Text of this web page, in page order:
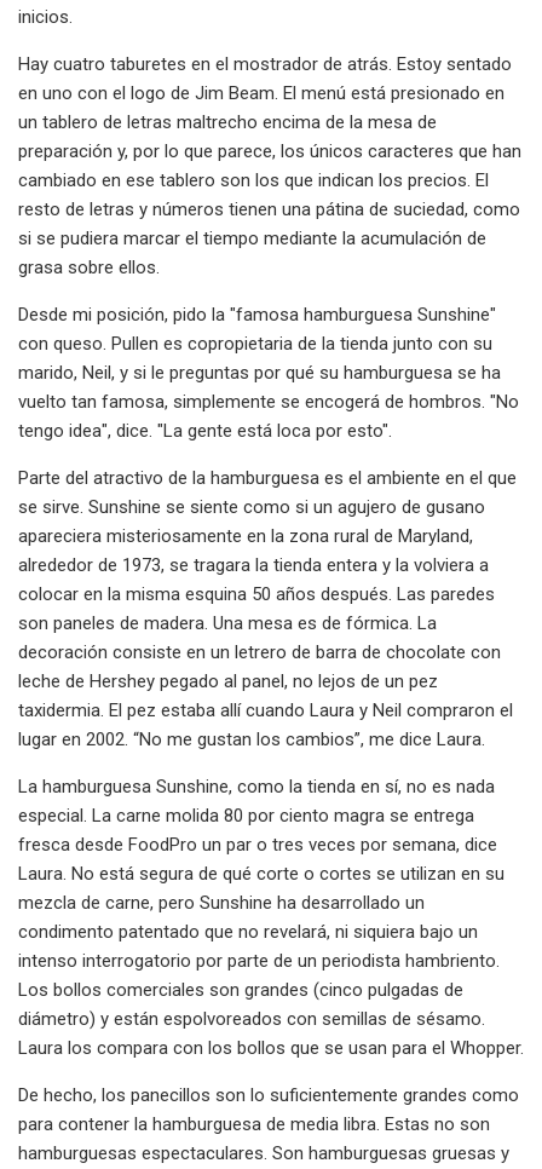
inicios.
Hay cuatro taburetes en el mostrador de atrás. Estoy sentado
en uno con el logo de Jim Beam. El menú está presionado en
un tablero de letras maltrecho encima de la mesa de
preparación y, por lo que parece, los únicos caracteres que han
cambiado en ese tablero son los que indican los precios. El
resto de letras y números tienen una pátina de suciedad, como
si se pudiera marcar el tiempo mediante la acumulación de
grasa sobre ellos.
Desde mi posición, pido la "famosa hamburguesa Sunshine"
con queso. Pullen es copropietaria de la tienda junto con su
marido, Neil, y si le preguntas por qué su hamburguesa se ha
vuelto tan famosa, simplemente se encogerá de hombros. "No
tengo idea", dice. "La gente está loca por esto".
Parte del atractivo de la hamburguesa es el ambiente en el que
se sirve. Sunshine se siente como si un agujero de gusano
apareciera misteriosamente en la zona rural de Maryland,
alrededor de 1973, se tragara la tienda entera y la volviera a
colocar en la misma esquina 50 años después. Las paredes
son paneles de madera. Una mesa es de fórmica. La
decoración consiste en un letrero de barra de chocolate con
leche de Hershey pegado al panel, no lejos de un pez
taxidermia. El pez estaba allí cuando Laura y Neil compraron el
lugar en 2002. “No me gustan los cambios”, me dice Laura.
La hamburguesa Sunshine, como la tienda en sí, no es nada
especial. La carne molida 80 por ciento magra se entrega
fresca desde FoodPro un par o tres veces por semana, dice
Laura. No está segura de qué corte o cortes se utilizan en su
mezcla de carne, pero Sunshine ha desarrollado un
condimento patentado que no revelará, ni siquiera bajo un
intenso interrogatorio por parte de un periodista hambriento.
Los bollos comerciales son grandes (cinco pulgadas de
diámetro) y están espolvoreados con semillas de sésamo.
Laura los compara con los bollos que se usan para el Whopper.
De hecho, los panecillos son lo suficientemente grandes como
para contener la hamburguesa de media libra. Estas no son
hamburguesas espectaculares. Son hamburguesas gruesas y